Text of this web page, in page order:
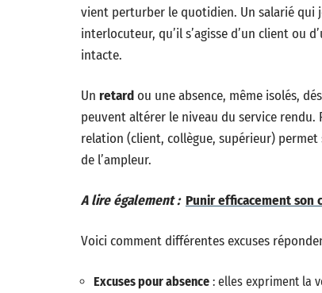
vient perturber le quotidien. Un salarié qui
interlocuteur, qu’il s’agisse d’un client ou
intacte.
Un retardou une absence, même isolés,
peuvent altérer le niveau du service rendu.
relation (client, collègue, supérieur) permet
de l’ampleur.
A lire également : Punir efficacement son
Voici comment différentes excuses
Excuses pour absence : elles expriment la